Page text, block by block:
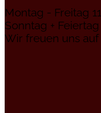
Montag - Freitag
Sonntag +
Wir freuen uns auf